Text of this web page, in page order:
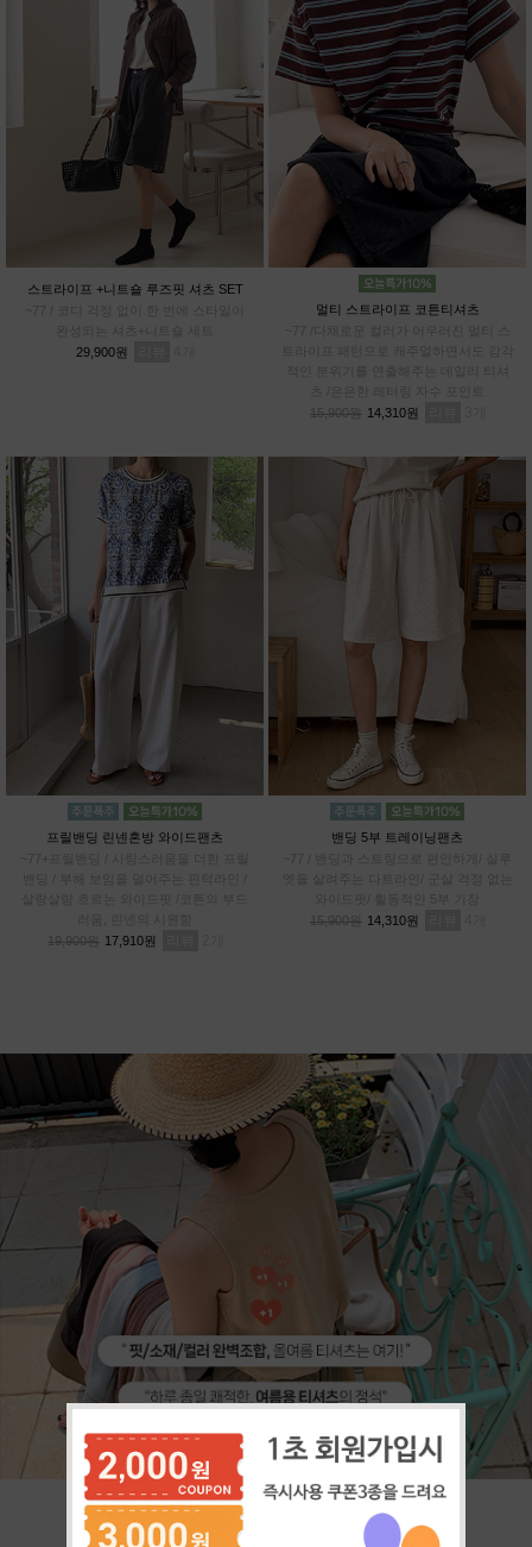
스트라이프 +니트숄 루즈핏 셔츠 SET
~77 / 코디 걱정 없이 한 번에 스타일이
완성되는 셔츠+니트숄 세트
29,900원
멀티 스트라이프 코튼티셔츠
~77 /다채로운 컬러가 어우러진 멀티 스
트라이프 패턴으로 캐주얼하면서도 감각
적인 분위기를 연출해주는 데일리 티셔
15,900원 14,310원
프릴밴딩 린넨혼방 와이드팬츠
~77+프릴밴딩 / 사랑스러움을 더한 프릴
밴딩 / 부해 보임을 덜어주는 핀턱라인 /
러움, 린넨의 시원함
19,900원 17,910원
밴딩 5부 트레이닝팬츠
~77 / 밴딩과 스트링으로 편안하게/ 실루
엣을 살려주는 다트라인/ 군살 걱정 없는
와이드핏/ 활동적인 5부 기장
15,900원 14,310원